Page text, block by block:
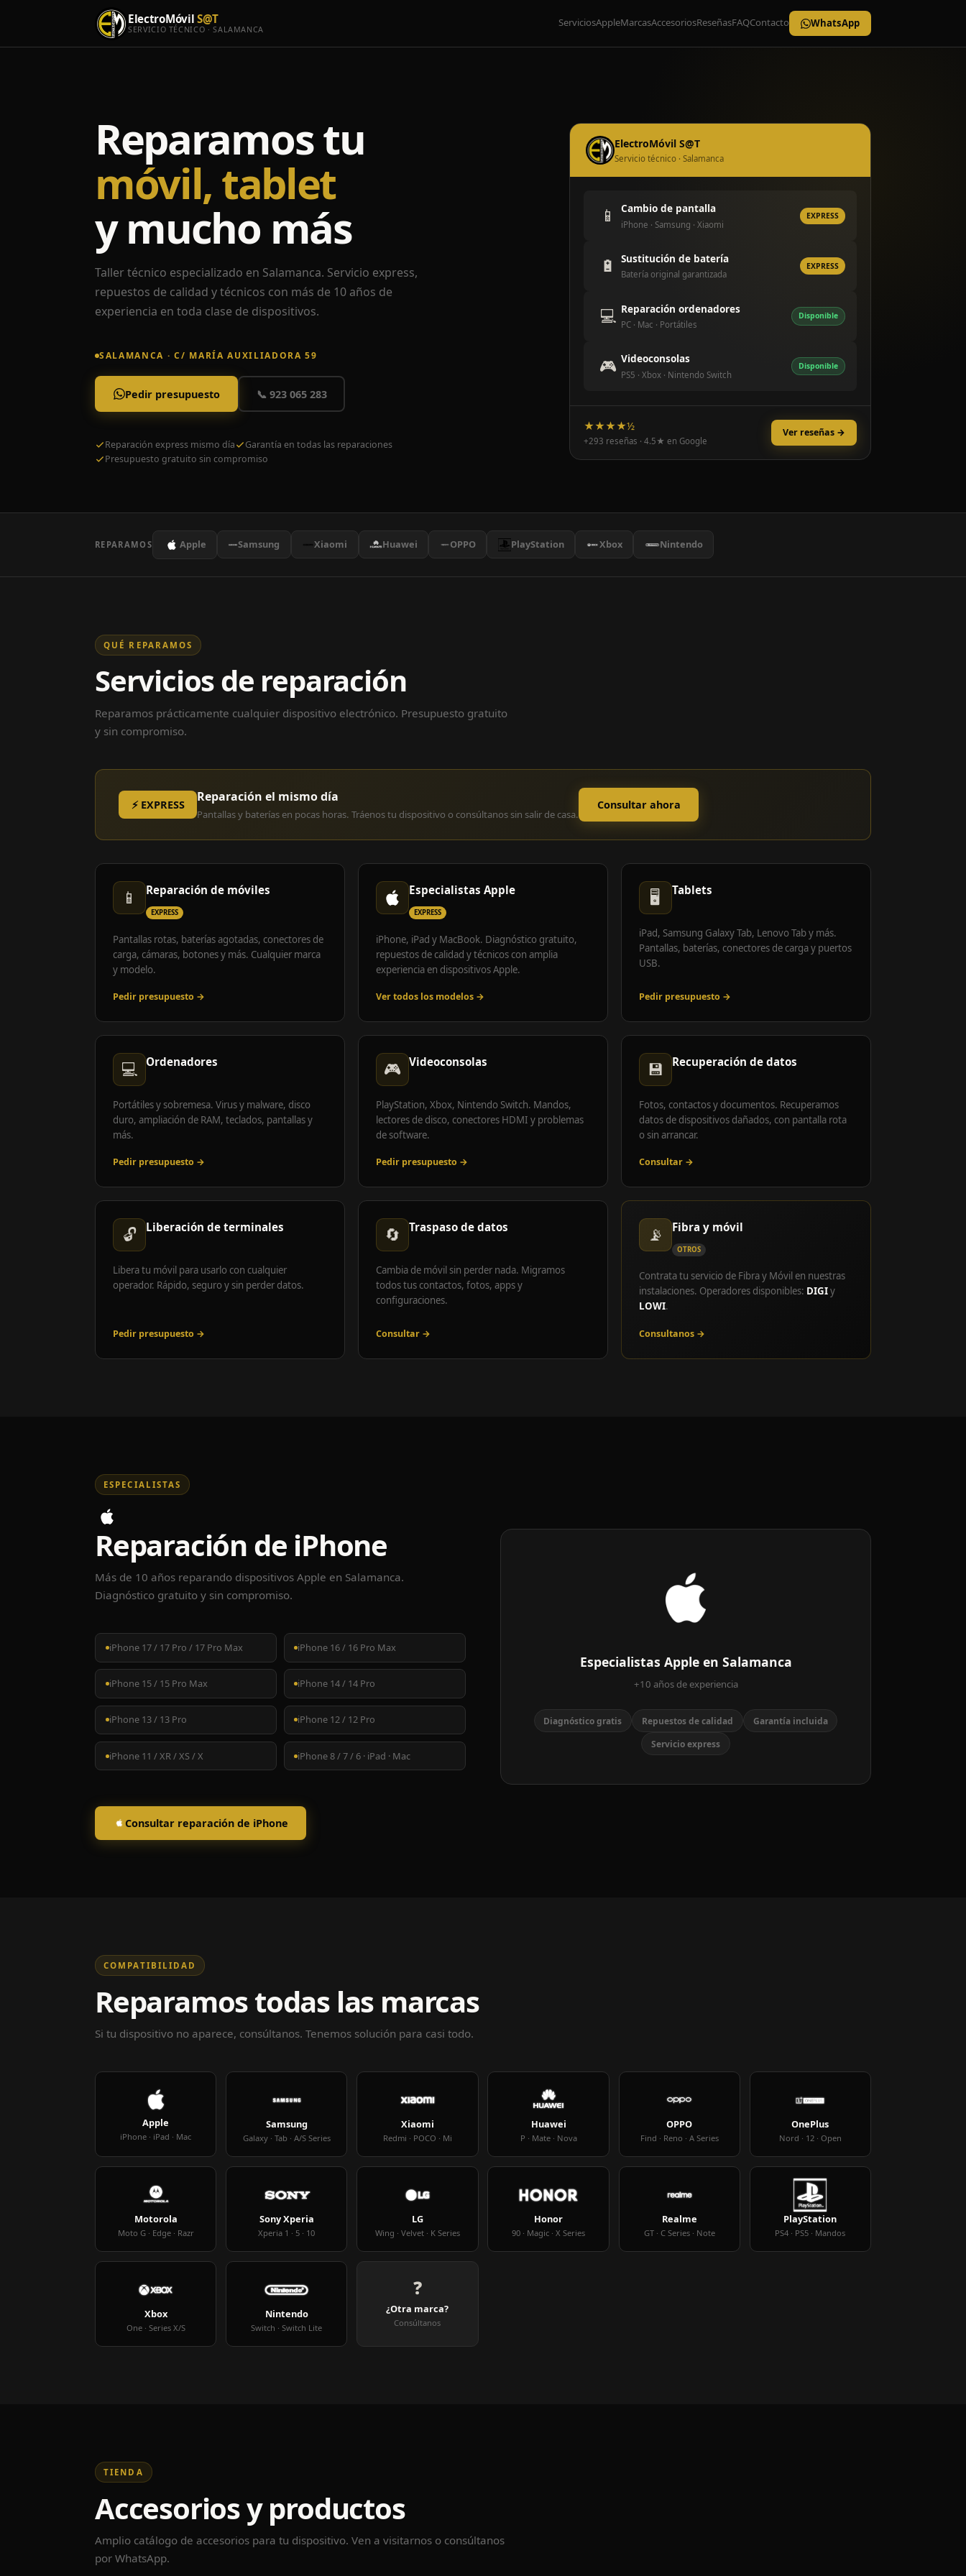
ElectroMóvilS@T
SERVICIO TÉCNICO · SALAMANCA
ServiciosAppleMarcasAccesoriosReseñasFAQContacto WhatsApp
Reparamos tu
móvil, tablet
y mucho más
Taller técnico especializado en Salamanca. Servicio express,
repuestos de calidad y técnicos con más de 10 años de
experiencia en toda clase de dispositivos.
SALAMANCA · C/ MARÍA AUXILIADORA 59
Pedir presupuesto 📞 923 065 283
Reparación express mismo día
Garantía en todas las reparaciones
Presupuesto gratuito sin compromiso
ElectroMóvil S@T
Servicio técnico · Salamanca
📱 Cambio de pantalla
iPhone · Samsung · Xiaomi
EXPRESS
🔋 Sustitución de batería
Batería original garantizada
EXPRESS
💻 Reparación ordenadores
PC · Mac · Portátiles
Disponible
🎮 Videoconsolas
PS5 · Xbox · Nintendo Switch
Disponible
★★★★½
+293 reseñas · 4.5★ en Google
Ver reseñas →
REPARAMOS Apple Samsung Xiaomi Huawei OPPO PlayStation Xbox Nintendo
QUÉ REPARAMOS
Servicios de reparación
Reparamos prácticamente cualquier dispositivo electrónico. Presupuesto gratuito
y sin compromiso.
⚡ EXPRESS
Reparación el mismo día
Pantallas y baterías en pocas horas. Tráenos tu dispositivo o consúltanos sin salir de casa.
Consultar ahora
📱 Reparación de móviles
EXPRESS
Pantallas rotas, baterías agotadas, conectores de
carga, cámaras, botones y más. Cualquier marca
y modelo.
Pedir presupuesto →
Especialistas Apple
EXPRESS
iPhone, iPad y MacBook. Diagnóstico gratuito,
repuestos de calidad y técnicos con amplia
experiencia en dispositivos Apple.
Ver todos los modelos →
🖥️ Tablets
iPad, Samsung Galaxy Tab, Lenovo Tab y más.
Pantallas, baterías, conectores de carga y puertos
USB.
Pedir presupuesto →
💻 Ordenadores
Portátiles y sobremesa. Virus y malware, disco
duro, ampliación de RAM, teclados, pantallas y
más.
Pedir presupuesto →
🎮 Videoconsolas
PlayStation, Xbox, Nintendo Switch. Mandos,
lectores de disco, conectores HDMI y problemas
de software.
Pedir presupuesto →
💾 Recuperación de datos
Fotos, contactos y documentos. Recuperamos
datos de dispositivos dañados, con pantalla rota
o sin arrancar.
Consultar →
🔓 Liberación de terminales
Libera tu móvil para usarlo con cualquier
operador. Rápido, seguro y sin perder datos.
Pedir presupuesto →
🔄 Traspaso de datos
Cambia de móvil sin perder nada. Migramos
todos tus contactos, fotos, apps y
configuraciones.
Consultar →
📡 Fibra y móvil
OTROS
Contrata tu servicio de Fibra y Móvil en nuestras
instalaciones. Operadores disponibles: DIGIy
LOWI.
Consultanos →
ESPECIALISTAS
Reparación de iPhone
Más de 10 años reparando dispositivos Apple en Salamanca.
Diagnóstico gratuito y sin compromiso.
iPhone 17 / 17 Pro / 17 Pro Max iPhone 16 / 16 Pro Max
iPhone 15 / 15 Pro Max iPhone 14 / 14 Pro
iPhone 13 / 13 Pro iPhone 12 / 12 Pro
iPhone 11 / XR / XS / X iPhone 8 / 7 / 6 · iPad · Mac
Consultar reparación de iPhone
Especialistas Apple en Salamanca
+10 años de experiencia
Diagnóstico gratis Repuestos de calidad
Garantía incluida
Servicio express
COMPATIBILIDAD
Reparamos todas las marcas
Si tu dispositivo no aparece, consúltanos. Tenemos solución para casi todo.
Apple
iPhone · iPad · Mac
Samsung
Galaxy · Tab · A/S Series
Xiaomi
Redmi · POCO · Mi
Huawei
P · Mate · Nova
OPPO
Find · Reno · A Series
OnePlus
Nord · 12 · Open
Motorola
Moto G · Edge · Razr
Sony Xperia
Xperia 1 · 5 · 10
LG
Wing · Velvet · K Series
Honor
90 · Magic · X Series
Realme
GT · C Series · Note
PlayStation
PS4 · PS5 · Mandos
Xbox
One · Series X/S
Nintendo
Switch · Switch Lite
❓
¿Otra marca?
Consúltanos
TIENDA
Accesorios y productos
Amplio catálogo de accesorios para tu dispositivo. Ven a visitarnos o consúltanos
por WhatsApp.